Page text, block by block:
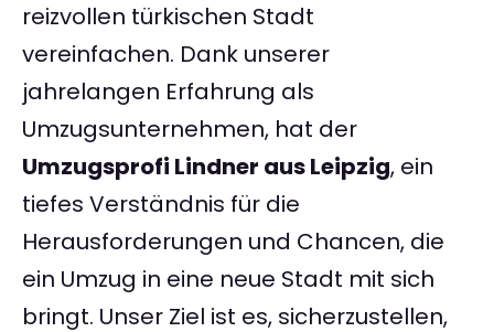
reizvollen türkischen Stadt
vereinfachen. Dank unserer
jahrelangen Erfahrung als
Umzugsunternehmen, hat der
Umzugsprofi Lindner aus Leipzig, ein
tiefes Verständnis für die
Herausforderungen und Chancen, die
ein Umzug in eine neue Stadt mit sich
bringt. Unser Ziel ist es, sicherzustellen,